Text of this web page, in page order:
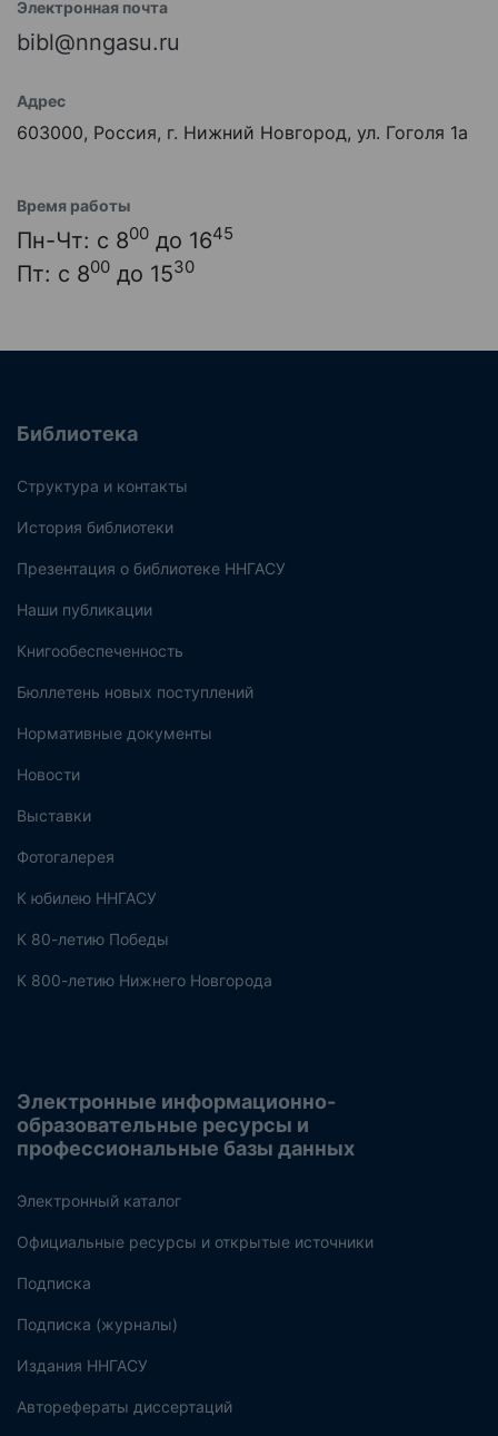
Электронная почта
bibl@nngasu.ru
Адрес
603000, Россия, г. Нижний Новгород, ул. Гоголя 1а
Время работы
Пн-Чт: с 800 до 1645
Пт: с 800 до 1530
Библиотека
Структура и контакты
История библиотеки
Презентация о библиотеке ННГАСУ
Наши публикации
Книгообеспеченность
Бюллетень новых поступлений
Нормативные документы
Новости
Выставки
Фотогалерея
К юбилею ННГАСУ
К 80-летию Победы
К 800-летию Нижнего Новгорода
Электронные информационно-
образовательные ресурсы и
профессиональные базы данных
Электронный каталог
Официальные ресурсы и открытые источники
Подписка
Подписка (журналы)
Издания ННГАСУ
Авторефераты диссертаций